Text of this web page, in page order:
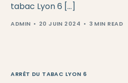
tabac Lyon 6 […]
ADMIN 20 JUIN 2024 3 MIN READ
ARRÊT DU TABAC LYON 6